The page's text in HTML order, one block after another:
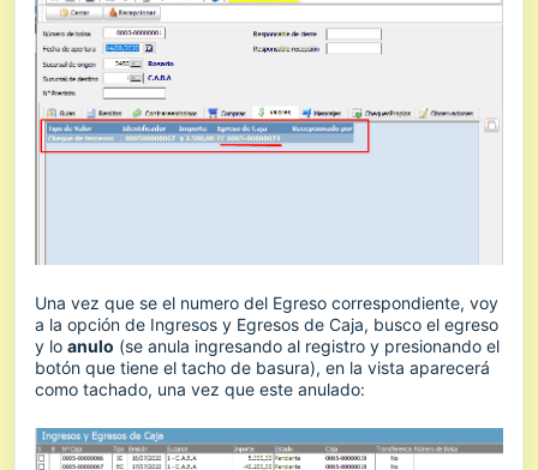
Una vez que se el numero del Egreso correspondiente, voy
a la opción de Ingresos y Egresos de Caja, busco el egreso
y lo anulo (se anula ingresando al registro y presionando el
botón que tiene el tacho de basura), en la vista aparecerá
como tachado, una vez que este anulado: